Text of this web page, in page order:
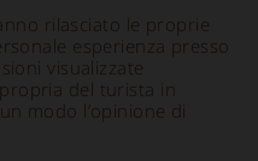
rilasciato le proprie
esperienza presso
visualizzate
del turista in
modo l’opinione di